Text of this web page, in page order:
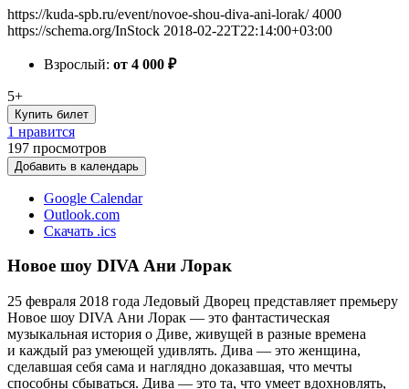
https://kuda-spb.ru/event/novoe-shou-diva-ani-lorak/ 4000
https://schema.org/InStock 2018-02-22T22:14:00+03:00
Взрослый: от 4 000 ₽
5+
Купить билет
1 нравится
197 просмотров
Добавить в календарь
Google Calendar
Outlook.com
Скачать .ics
Новое шоу DIVA Ани Лорак
25 февраля 2018 года Ледовый Дворец представляет премьеру
Новое шоу DIVA Ани Лорак — это фантастическая
музыкальная история о Диве, живущей в разные времена
и каждый раз умеющей удивлять. Дива — это женщина,
сделавшая себя сама и наглядно доказавшая, что мечты
способны сбываться. Дива — это та, что умеет вдохновлять,